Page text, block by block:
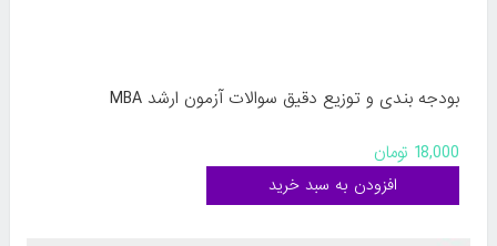
بودجه بندی و توزیع دقیق سوالات آزمون ارشد MBA
18,000 تومان